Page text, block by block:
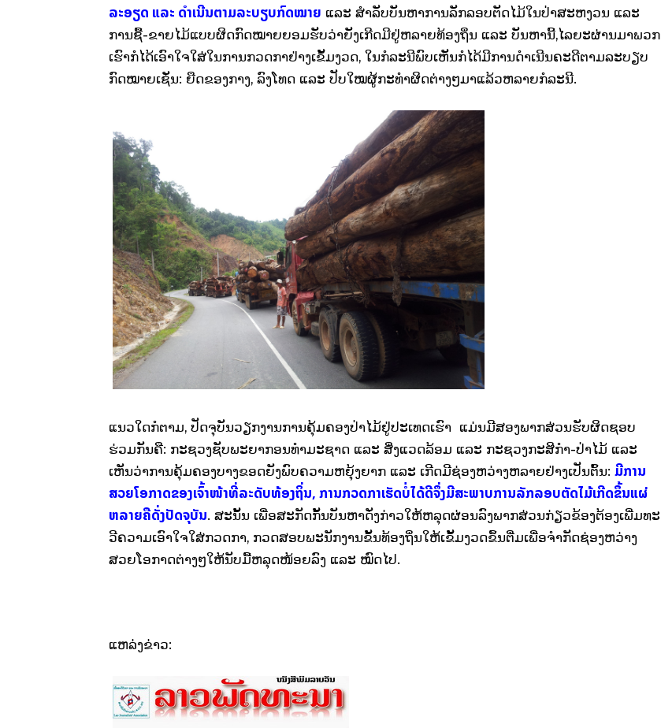
ລະອຽດ ແລະ ດໍາເນີນຕາມລະບຽບກົດໝາຍ ແລະ ສໍາລັບບັນຫາການລັກລອບຕັດໄມ້ໃນປ່າສະຫງວນ ແລະ
ການຊື້-ຂາຍໄມ້ແບບຜິດກົດໝາຍຍອມຮັບວ່າຍັງເກີດມີຢູ່ຫລາຍທ້ອງຖິ່ນ ແລະ ບັນຫານີ້,ໄລຍະຜ່ານມາພວກ
ເຮົາກໍໄດ້ເອົາໃຈໃສ່ໃນການກວດກາຢ່າງເຂັ້ມງວດ, ໃນກໍລະນີພົບເຫັນກໍໄດ້ມີການດໍາເນີນຄະດີຕາມລະບຽບ
ກົດໝາຍເຊັ່ນ: ຍືດຂອງກາງ, ລົງໂທດ ແລະ ປັບໃໝຜູ້ກະທໍາຜິດຕ່າງໆມາແລ້ວຫລາຍກໍລະນີ.
ແນວໃດກໍຕາມ, ປັດຈຸບັນວຽກງານການຄຸ້ມຄອງປ່າໄມ້ຢູ່ປະເທດເຮົາ ແມ່ນມີສອງພາກສ່ວນຮັບຜິດຊອບ
ຮ່ວມກັນຄື: ກະຊວງຊັບພະຍາກອນທໍາມະຊາດ ແລະ ສິ່ງແວດລ້ອມ ແລະ ກະຊວງກະສິກໍາ-ປ່າໄມ້ ແລະ
ເຫັນວ່າການຄຸ້ມຄອງບາງຂອດຍັງພົບຄວາມຫຍຸ້ງຍາກ ແລະ ເກີດມີຊ່ອງຫວ່າງຫລາຍຢ່າງເປັນຕົ້ນ: ມີການ
ສວຍໂອກາດຂອງເຈົ້າໜ້າທີ່ລະດັບທ້ອງຖິ່ນ, ການກວດກາເຮັດບໍ່ໄດ້ດີຈຶ່ງມີສະພາບການລັກລອບຕັດໄມ້ເກີດຂຶ້ນແຜ່
ຫລາຍຄືດັ່ງປັດຈຸບັນ. ສະນັ້ນ ເພື່ອສະກັດກັ້ນບັນຫາດັ່ງກ່າວໃຫ້ຫລຸດຜ່ອນລົງພາກສ່ວນກ່ຽວຂ້ອງຕ້ອງເພີ່ມທະ
ວີຄວາມເອົາໃຈໃສ່ກວດກາ, ກວດສອບພະນັກງານຂັ້ນທ້ອງຖິ່ນໃຫ້ເຂັ້ມງວດຂຶ້ນຕື່ມເພື່ອຈໍາກັດຊ່ອງຫວ່າງ
ສວຍໂອກາດຕ່າງໆໃຫ້ນັບມື້ຫລຸດໜ້ອຍລົງ ແລະ ໝົດໄປ.
ແຫລ່ງຂ່າວ: